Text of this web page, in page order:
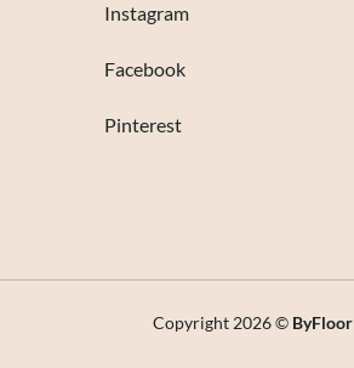
Instagram
Facebook
Pinterest
Copyright 2026 © ByFloor